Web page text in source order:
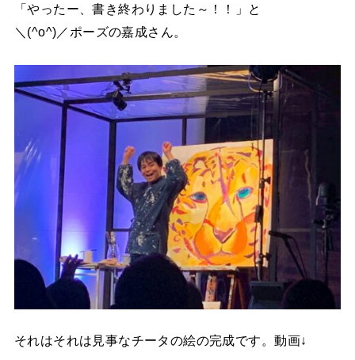
「やったー、書き終わりました～！！」と
＼(^o^)／ポーズの嘉成さん。
それはそれは見事なチータの絵の完成です。動画↓